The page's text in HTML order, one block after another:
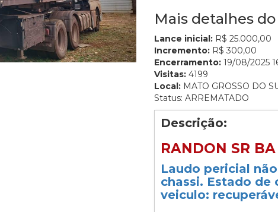
Mais detalhes
Lance inicial: R$ 25.000,00
Incremento: R$ 300,00
Encerramento: 19/08/2025
Visitas: 4199
Local: MATO GROSSO DO
Status: ARREMATADO
Descrição:
RANDON SR
Laudo pericial
chassi. Estado de
veiculo: